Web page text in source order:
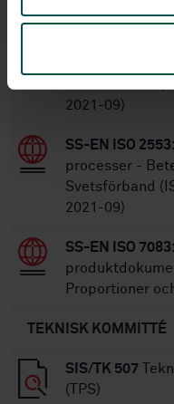
SS-EN ISO
2021-09)
SS-EN ISO
processer -
Svetsförband
2021-09)
SS-EN ISO
Proportioner
TEKNISK KOMMITTÉ
SIS/TK 507
(TPS)